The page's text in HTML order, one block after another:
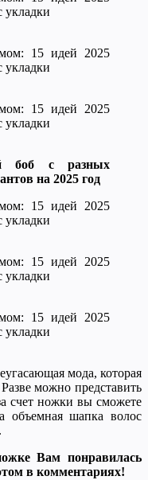
боб с разных
на 2025 год
мода, которая
можно представить
счет ножки вы сможете
объемная шапка волос
Вам понравилась
в комментариях!